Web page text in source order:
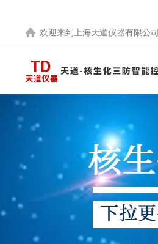
欢迎来到 上海天道仪器有限公司